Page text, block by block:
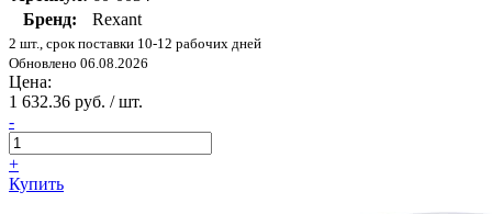
Бренд:
Rexant
2 шт., срок поставки 10-12 рабочих дней
Обновлено 06.08.2026
Цена:
1 632.36 руб. / шт.
-
+
Купить